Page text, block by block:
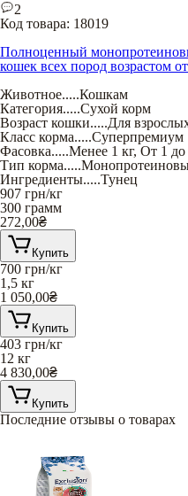
2
Код товара: 18019
Полноценный
кошек всех пород возрастом
Животное.....Кошкам
Категория.....Сухой корм
Возраст кошки.....Для
Класс корма.....Суперпремиум
Фасовка.....Менее 1 кг, От 1 до
Тип корма.....
Ингредиенты.....Тунец
907 грн/кг
300 грамм
272,00₴
Купить
700 грн/кг
1,5 кг
1 050,00₴
Купить
403 грн/кг
12 кг
4 830,00₴
Купить
Последние отзывы о товарах